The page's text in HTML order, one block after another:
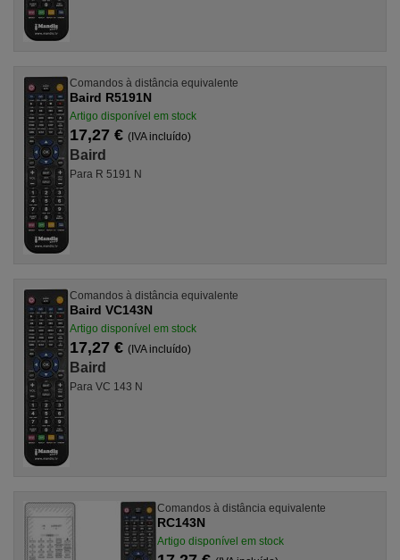
Comandos à distância equivalente
Baird R5191N
Artigo disponível em stock
17,27 € (IVA incluído)
Baird
Para R 5191 N
Comandos à distância equivalente
Baird VC143N
Artigo disponível em stock
17,27 € (IVA incluído)
Baird
Para VC 143 N
Comandos à distância equivalente
RC143N
Artigo disponível em stock